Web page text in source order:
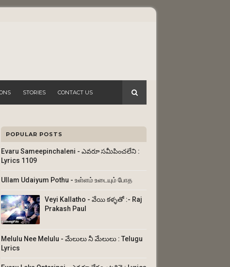
STORIES CONTACT US
POPULAR POSTS
Evaru Sameepinchaleni - ఎవరూ సమీపించలేని :
Lyrics 1109
Ullam Udaiyum Pothu - உள்ளம் உடையும் போத
Veyi Kallatho - వేయి కళ్ళతో :- Raj
Prakash Paul
Melulu Nee Melulu - మేలులు నీ మేలులు : Telugu
Lyrics